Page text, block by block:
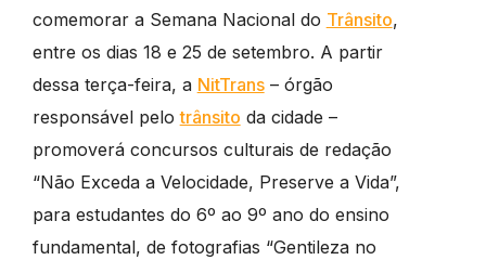
comemorar a Semana Nacional do Trânsito,
entre os dias 18 e 25 de setembro. A partir
dessa terça-feira, a NitTrans– órgão
responsável pelotrânsito da cidade –
promoverá concursos culturais de redação
“Não Exceda a Velocidade, Preserve a Vida”,
para estudantes do 6º ao 9º ano do ensino
fundamental, de fotografias “Gentileza no